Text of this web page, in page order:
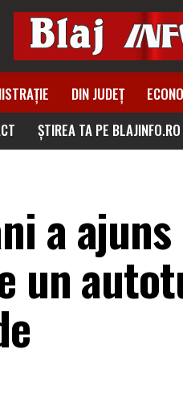
DIN JUDEȚ
ȘTIREA TA PE BLAJINFO.RO
a
un